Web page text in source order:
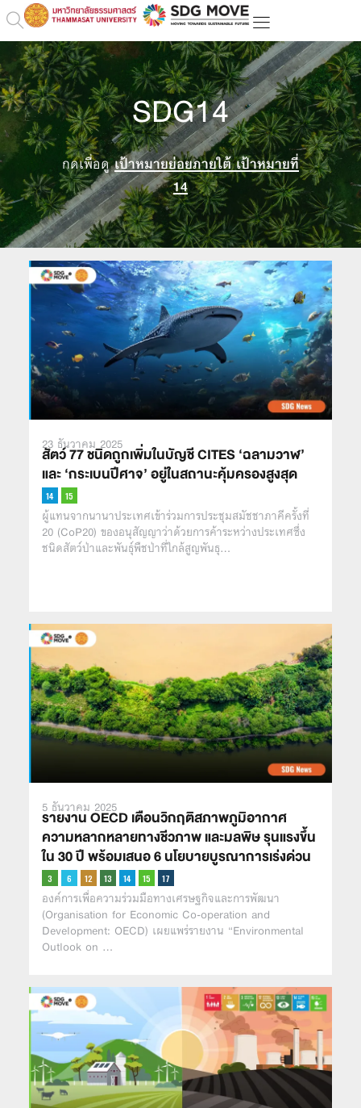
SDG14
กดเพื่อดูเป้าหมายย่อยภายใต้ เป้าหมายที่
14
23 ธันวาคม 2025
สัตว์ 77 ชนิดถูกเพิ่มในบัญชี CITES ‘ฉลามวาฬ’
และ ‘กระเบนปีศาจ’ อยู่ในสถานะคุ้มครองสูงสุด
ผู้แทนจากนานาประเทศเข้าร่วมการประชุมสมัชชาภาคีครั้งที่
20 (CoP20) ของอนุสัญญาว่าด้วยการค้าระหว่างประเทศซึ่ง
ชนิดสัตว์ป่าและพันธุ์พืชป่าที่ใกล้สูญพันธุ…
5 ธันวาคม 2025
รายงาน OECD เตือนวิกฤติสภาพภูมิอากาศ
ความหลากหลายทางชีวภาพ และมลพิษ รุนแรงขึ้น
ใน 30 ปี พร้อมเสนอ 6 นโยบายบูรณาการเร่งด่วน
องค์การเพื่อความร่วมมือทางเศรษฐกิจและการพัฒนา
(Organisation for Economic Co-operation and
Development: OECD) เผยแพร่รายงาน “Environmental
Outlook on …